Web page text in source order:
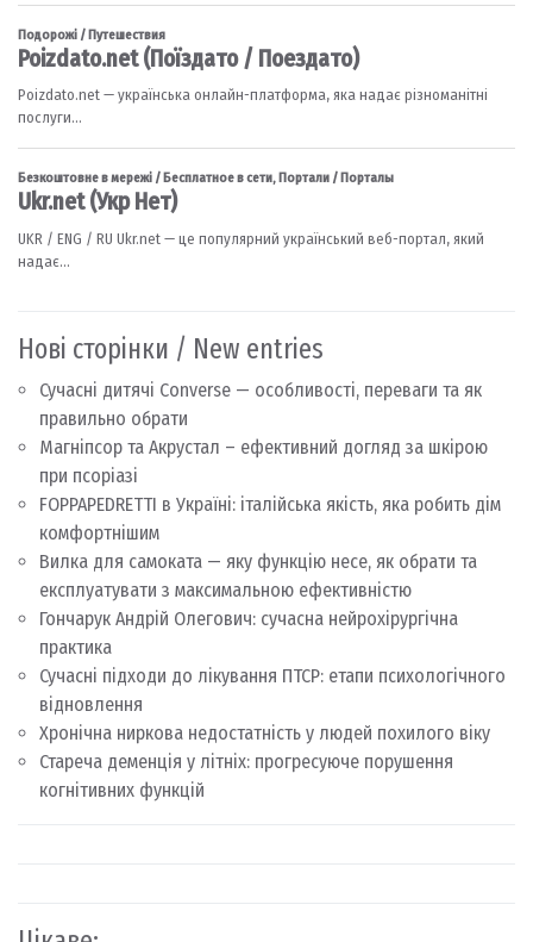
Нові сторінки / New entries
Сучасні дитячі Converse — особливості, переваги та як
правильно обрати
Магніпсор та Акрустал – ефективний догляд за шкірою
при псоріазі
FOPPAPEDRETTI в Україні: італійська якість, яка робить дім
комфортнішим
Вилка для самоката — яку функцію несе, як обрати та
експлуатувати з максимальною ефективністю
Гончарук Андрій Олегович: сучасна нейрохірургічна
практика
Сучасні підходи до лікування ПТСР: етапи психологічного
відновлення
Хронічна ниркова недостатність у людей похилого віку
Стареча деменція у літніх: прогресуюче порушення
когнітивних функцій